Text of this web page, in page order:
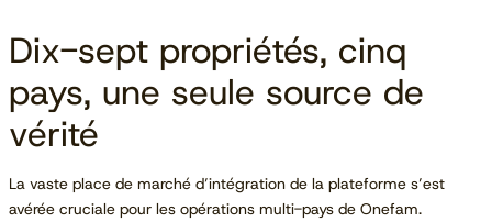
Dix-sept propriétés, cinq
pays, une seule source de
vérité
La vaste place de marché d’intégration de la plateforme s’est
avérée cruciale pour les opérations multi-pays de Onefam.